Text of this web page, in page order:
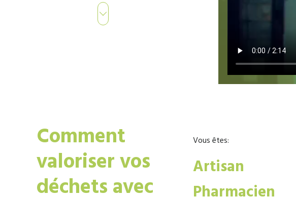
Comment
valoriser vos
déchets avec
Vous êtes:
Artisan
Pharmacien